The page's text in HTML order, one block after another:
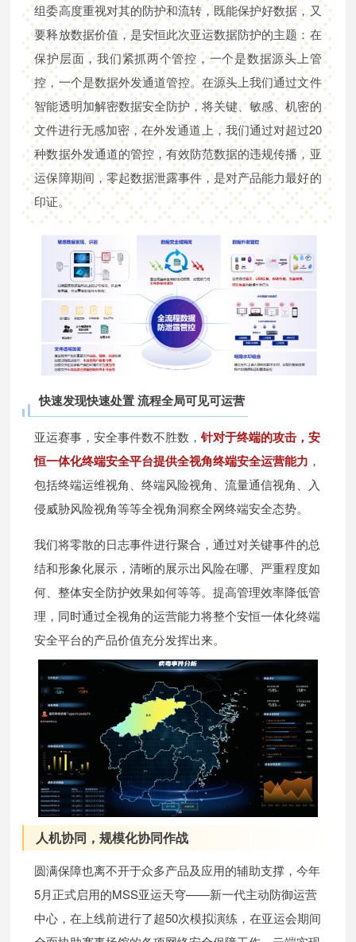
组委高度重视对其的防护和流转，既能保护好数据，又
要释放数据价值，是安恒此次亚运数据防护的主题：在
保护层面，我们紧抓两个管控，一个是数据源头上管
控，一个是数据外发通道管控。在源头上我们通过文件
智能透明加解密数据安全防护，将关键、敏感、机密的
文件进行无感加密，在外发通道上，我们通过对超过20
种数据外发通道的管控，有效防范数据的违规传播，亚
运保障期间，零起数据泄露事件，是对产品能力最好的
印证。
快速发现快速处置 流程全局可见可运营
亚运赛事，安全事件数不胜数，针对于终端的攻击，安
恒一体化终端安全平台提供全视角终端安全运营能力 ，
包括终端运维视角、终端风险视角、流量通信视角、入
侵威胁风险视角等等全视角洞察全网终端安全态势。
我们将零散的日志事件进行聚合，通过对关键事件的总
结和形象化展示，清晰的展示出风险在哪、严重程度如
何、整体安全防护效果如何等等。提高管理效率降低管
理，同时通过全视角的运营能力将整个安恒一体化终端
安全平台的产品价值充分发挥出来。
人机协同，规模化协同作战
圆满保障也离不开于众多产品及应用的辅助支撑，今年
5月正式启用的MSS亚运天穹——新一代主动防御运营
中心，在上线前进行了超50次模拟演练，在亚运会期间